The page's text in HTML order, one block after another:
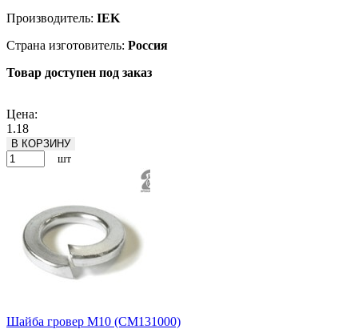
Производитель: IEK
Страна изготовитель: Россия
Товар доступен под заказ
Цена:
1.18
В КОРЗИНУ
шт
Шайба гровер М10 (CM131000)